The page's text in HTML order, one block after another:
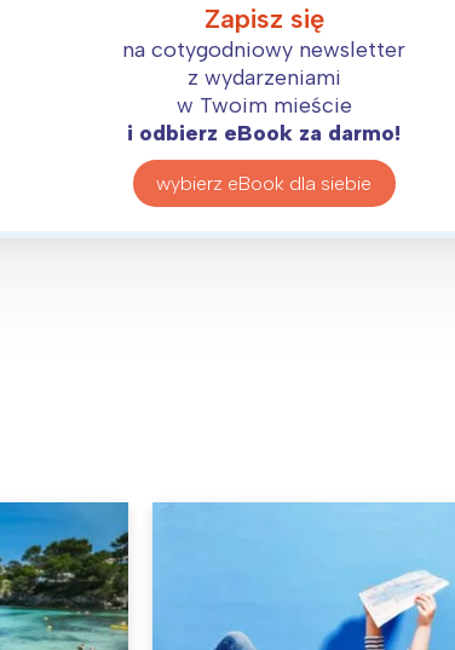
Zapisz się
na cotygodniowy newsletter
z wydarzeniami
w Twoim mieście
i odbierz eBook za darmo!
wybierz eBook dla siebie